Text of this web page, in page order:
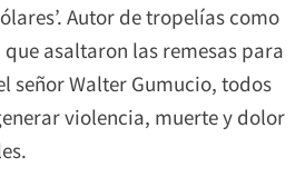
Autor de tropelías como
asaltaron las remesas para
señor Walter Gumucio, todos
violencia, muerte y dolor